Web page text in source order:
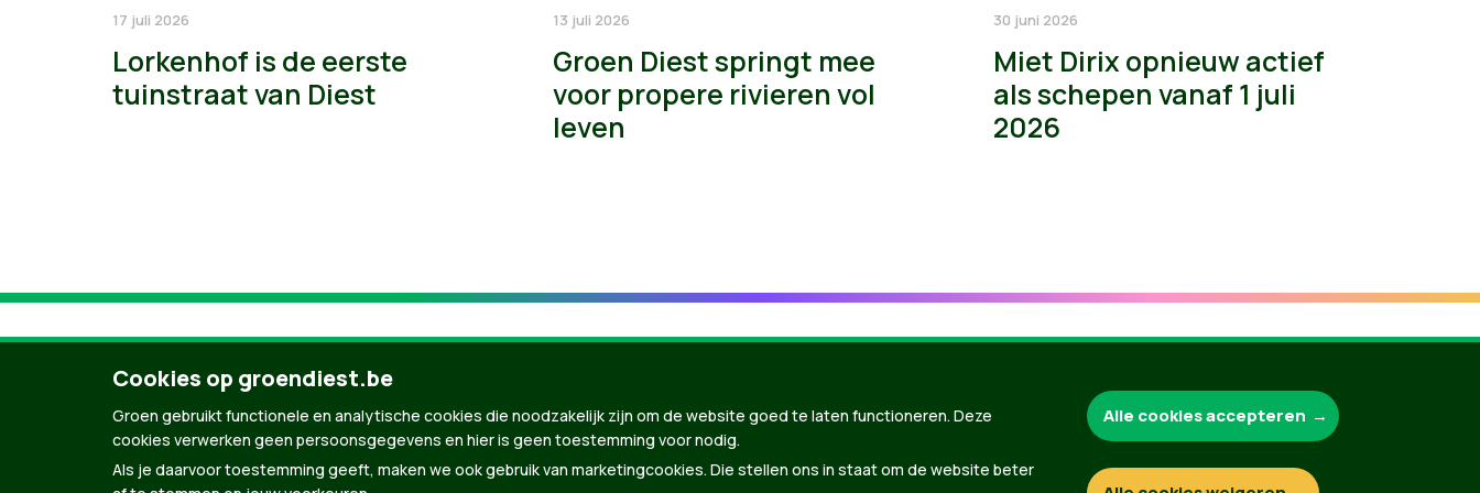
17 juli 2026
Lorkenhof is de eerste
tuinstraat van Diest
13 juli 2026
Groen Diest springt mee
voor propere rivieren vol
leven
30 juni 2026
Miet Dirix opnieuw actief
als schepen vanaf 1 juli
2026
Groen.be
Cookies op groendiest.be
Groen gebruikt functionele en analytische cookies die noodzakelijk zijn om de website goed te laten functioneren. Deze
cookies verwerken geen persoonsgegevens en hier is geen toestemming voor nodig.
Als je daarvoor toestemming geeft, maken we ook gebruik van marketingcookies. Die stellen ons in staat om de website beter
Alle cookies accepteren